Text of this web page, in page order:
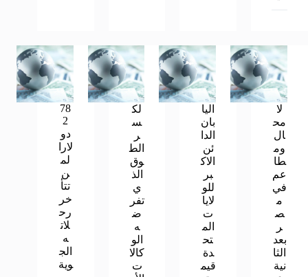
لا
مح
ال
وم
طا
عم
في
م
ص
ر
بعد
الثا
نية
اليا
بان
الدا
ئن
الاك
بر
للو
لايا
ت
الم
تح
دة
قيم
لك
س
ر
الط
وق
الذ
ي
تفر
ض
ه
الو
كالا
ت
78
2
دو
لارا
لم
ن
تتأ
خر
رح
لات
ه
الج
وية